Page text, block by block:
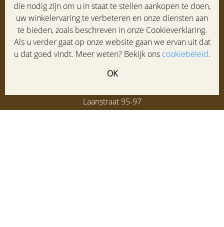
die nodig zijn om u in staat te stellen aankopen te doen,
uw winkelervaring te verbeteren en onze diensten aan
te bieden, zoals beschreven in onze Cookieverklaring.
Als u verder gaat op onze website gaan we ervan uit dat
u dat goed vindt. Meer weten? Bekijk ons cookiebeleid.
OK
Klantenservice
Maatadvies
Winkel
Veelgestelde vragen
Contact
HOF schoenen
Laanstraat 95-97
3743 BD BAARN